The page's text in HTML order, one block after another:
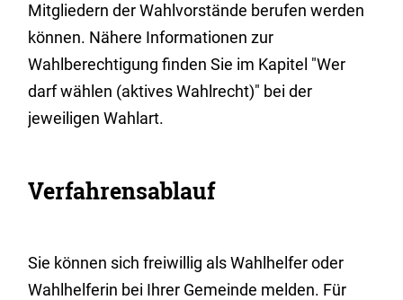
Mitgliedern der Wahlvorstände berufen werden
können. Nähere Informationen zur
Wahlberechtigung finden Sie im Kapitel "Wer
darf wählen (aktives Wahlrecht)" bei der
jeweiligen Wahlart.
Verfahrensablauf
Sie können sich freiwillig als Wahlhelfer oder
Wahlhelferin bei Ihrer Gemeinde melden. Für